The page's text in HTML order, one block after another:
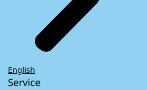
English
Service